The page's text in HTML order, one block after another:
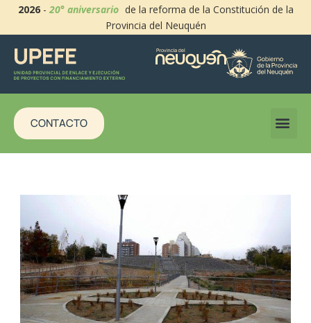
2026-20° aniversario de la reforma de la Constitución de la
Provincia del Neuquén
CONTACTO